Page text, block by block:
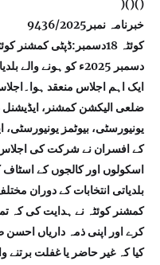
)()()
خبرنامہ نمبر9436/2025
دسمبر 2025ء کو ہونے
ایک اہم اجلاس منعقد
ضلعی الیکشن کمشنر،
یونیورسٹی، بیوٹمز
کے افسران نے شرکت کی اجلاس
اسکولوں اور کالجوں کے اسٹاف
بلدیاتی انتخابات کے دوران
کمشنر کوئٹہ نے ہدایت کی کہ
کرے اور اپنی ذمہ داریاں
کیا کہ غیر حاضر یا غفلت